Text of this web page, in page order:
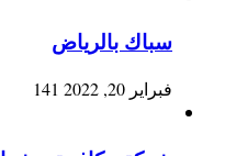
سباك بالرياض
فبراير 20, 2022 141